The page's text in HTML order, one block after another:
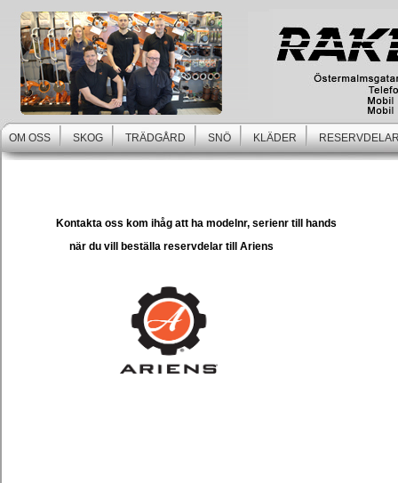
OM OSS SKOG TRÄDGÅRD SNÖ KLÄDER
Kontakta oss kom ihåg att ha modelnr, serienr till hands
när du vill beställa reservdelar till Ariens